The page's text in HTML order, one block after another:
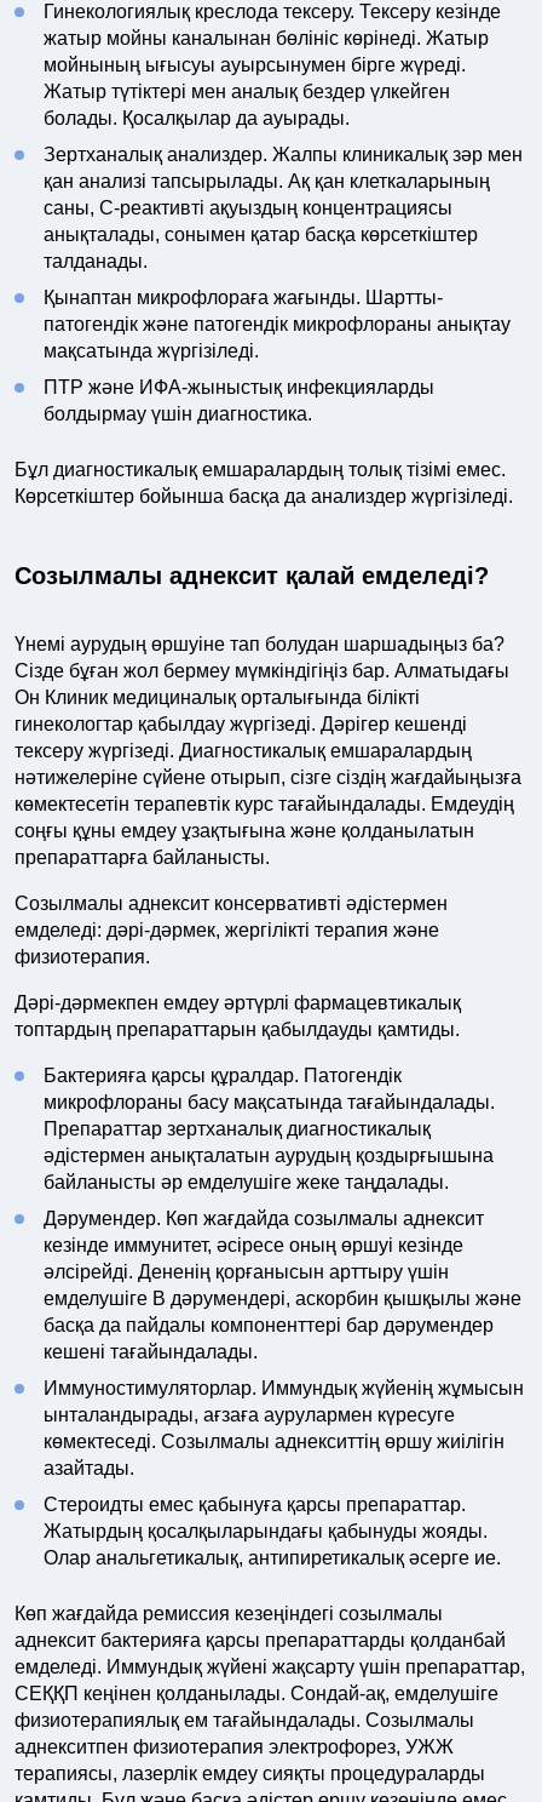
Гинекологиялық креслода тексеру. Тексеру кезінде
жатыр мойны каналынан бөлініс көрінеді. Жатыр
мойнының ығысуы ауырсынумен бірге жүреді.
Жатыр түтіктері мен аналық бездер үлкейген
болады. Қосалқылар да ауырады.
Зертханалық анализдер. Жалпы клиникалық зәр мен
қан анализі тапсырылады. Ақ қан клеткаларының
саны, С-реактивті ақуыздың концентрациясы
анықталады, сонымен қатар басқа көрсеткіштер
талданады.
Қынаптан микрофлораға жағынды. Шартты-
патогендік және патогендік микрофлораны анықтау
мақсатында жүргізіледі.
ПТР және ИФА-жыныстық инфекцияларды
болдырмау үшін диагностика.
Бұл диагностикалық емшаралардың толық тізімі емес.
Көрсеткіштер бойынша басқа да анализдер жүргізіледі.
Созылмалы аднексит қалай емделеді?
Үнемі аурудың өршуіне тап болудан шаршадыңыз ба?
Сізде бұған жол бермеу мүмкіндігіңіз бар. Алматыдағы
Он Клиник медициналық орталығында білікті
гинекологтар қабылдау жүргізеді. Дәрігер кешенді
тексеру жүргізеді. Диагностикалық емшаралардың
нәтижелеріне сүйене отырып, сізге сіздің жағдайыңызға
көмектесетін терапевтік курс тағайындалады. Емдеудің
соңғы құны емдеу ұзақтығына және қолданылатын
препараттарға байланысты.
Созылмалы аднексит консервативті әдістермен
емделеді: дәрі-дәрмек, жергілікті терапия және
физиотерапия.
Дәрі-дәрмекпен емдеу әртүрлі фармацевтикалық
топтардың препараттарын қабылдауды қамтиды.
Бактерияға қарсы құралдар. Патогендік
микрофлораны басу мақсатында тағайындалады.
Препараттар зертханалық диагностикалық
әдістермен анықталатын аурудың қоздырғышына
байланысты әр емделушіге жеке таңдалады.
Дәрумендер. Көп жағдайда созылмалы аднексит
кезінде иммунитет, әсіресе оның өршуі кезінде
әлсірейді. Дененің қорғанысын арттыру үшін
емделушіге В дәрумендері, аскорбин қышқылы және
басқа да пайдалы компоненттері бар дәрумендер
кешені тағайындалады.
Иммуностимуляторлар. Иммундық жүйенің жұмысын
ынталандырады, ағзаға аурулармен күресуге
көмектеседі. Созылмалы аднекситтің өршу жиілігін
азайтады.
Стероидты емес қабынуға қарсы препараттар.
Жатырдың қосалқыларындағы қабынуды жояды.
Олар анальгетикалық, антипиретикалық әсерге ие.
Көп жағдайда ремиссия кезеңіндегі созылмалы
аднексит бактерияға қарсы препараттарды қолданбай
емделеді. Иммундық жүйені жақсарту үшін препараттар,
СЕҚҚП кеңінен қолданылады. Сондай-ақ, емделушіге
физиотерапиялық ем тағайындалады. Созылмалы
аднекситпен физиотерапия электрофорез, УЖЖ
терапиясы, лазерлік емдеу сияқты процедураларды